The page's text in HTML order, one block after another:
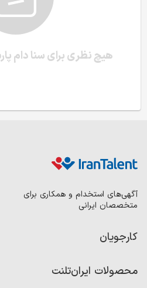
هیچ نظری برای سنا دام
آگهی‌های استخدام و همکاری برای
متخصصان ایرانی
کارجویان
رزومه ساز
محصولات ایران‌تلنت